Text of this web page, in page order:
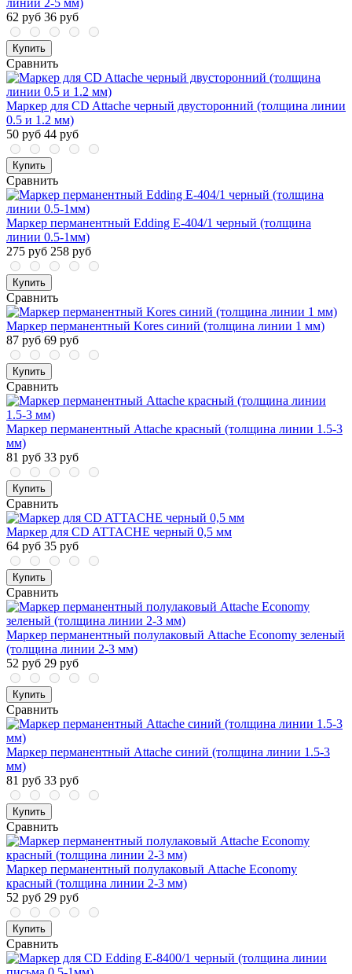
линии 2-5 мм)
62 руб 36 руб
Купить
Сравнить
Маркер для CD Attache черный двусторонний (толщина линии
0.5 и 1.2 мм)
50 руб 44 руб
Купить
Сравнить
Маркер перманентный Edding E-404/1 черный (толщина
линии 0.5-1мм)
275 руб 258 руб
Купить
Сравнить
Маркер перманентный Kores синий (толщина линии 1 мм)
87 руб 69 руб
Купить
Сравнить
Маркер перманентный Attache красный (толщина линии 1.5-3
мм)
81 руб 33 руб
Купить
Сравнить
Маркер для CD ATTACHE черный 0,5 мм
64 руб 35 руб
Купить
Сравнить
Маркер перманентный полулаковый Attache Economy зеленый
(толщина линии 2-3 мм)
52 руб 29 руб
Купить
Сравнить
Маркер перманентный Attache синий (толщина линии 1.5-3
мм)
81 руб 33 руб
Купить
Сравнить
Маркер перманентный полулаковый Attache Economy
красный (толщина линии 2-3 мм)
52 руб 29 руб
Купить
Сравнить